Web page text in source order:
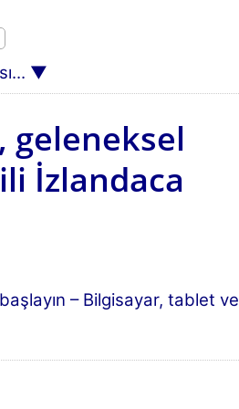
geleneksel
İzlandaca
– Bilgisayar, tablet ve